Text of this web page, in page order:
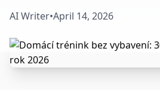
AI Writer•April 14, 2026